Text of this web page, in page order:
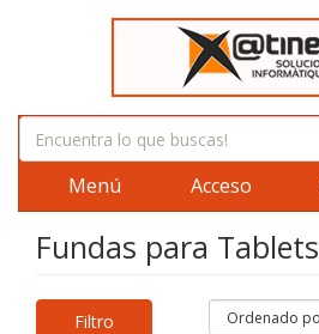
Menú Acceso
Fundas para Tablets
Filtro